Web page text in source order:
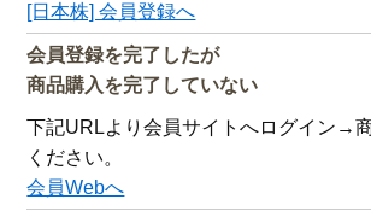
[日本株] 会員登録へ
会員登録を完了したが
商品購入を完了していない
下記URLより会員サイトへログイン→
ください。
会員Webへ